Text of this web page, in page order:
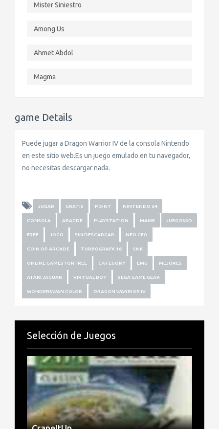
Mister Siniestro
Among Us
Ahmet Abdol
Magma
game Details
Puede jugar a Dragon Warrior IV de la consola Nintendo
en este sitio web.Es un juego emulado en tu navegador,
no necesitas descargar nada.
JUGAR GRATIS POINT NINTENDO 64
CONSOLA ARACDE PLAYSTATION MAME JUEGOSSD
FREE JOGO SIN DESCARGAR NEO GEO
COIN OP ARCADE TURBOGRAFX 16 SNK
ONLINE GAMES FOR FREE CATEGORY EMU MEJORES
ATARI JAGUAR VIRTUAL BOY SEGA GAME GEAR
WONDERSWAN COLOR DRAGON WARRIOR IV
Selección de Juegos